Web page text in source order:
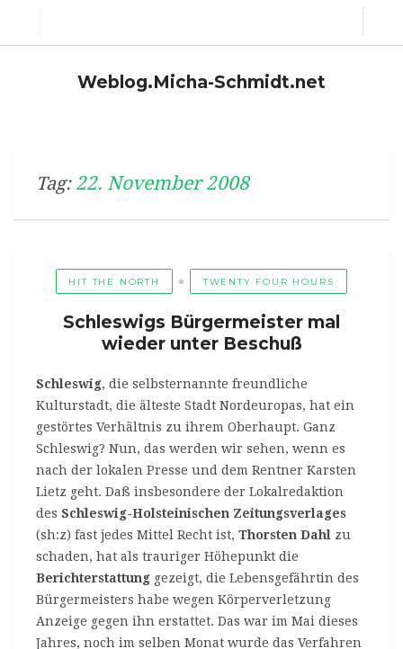
Weblog.Micha-Schmidt.net
Tag: 22. November 2008
HIT THE NORTH TWENTY FOUR HOURS
Schleswigs Bürgermeister mal
wieder unter Beschuß
Schleswig, die selbsternannte freundliche
Kulturstadt, die älteste Stadt Nordeuropas, hat ein
gestörtes Verhältnis zu ihrem Oberhaupt. Ganz
Schleswig? Nun, das werden wir sehen, wenn es
nach der lokalen Presse und dem Rentner Karsten
Lietz geht. Daß insbesondere der Lokalredaktion
des Schleswig-Holsteinischen Zeitungsverlages
(sh:z) fast jedes Mittel Recht ist, Thorsten Dahl zu
schaden, hat als trauriger Höhepunkt die
Berichterstattung gezeigt, die Lebensgefährtin des
Bürgermeisters habe wegen Körperverletzung
Anzeige gegen ihn erstattet. Das war im Mai dieses
Jahres, noch im selben Monat wurde das Verfahren